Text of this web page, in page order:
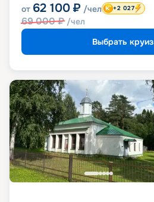
от 62 100 ₽ /чел
69 000₽ /чел
+2 027
Выбрать круиз